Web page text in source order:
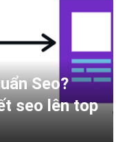
Seo?
seo lên top